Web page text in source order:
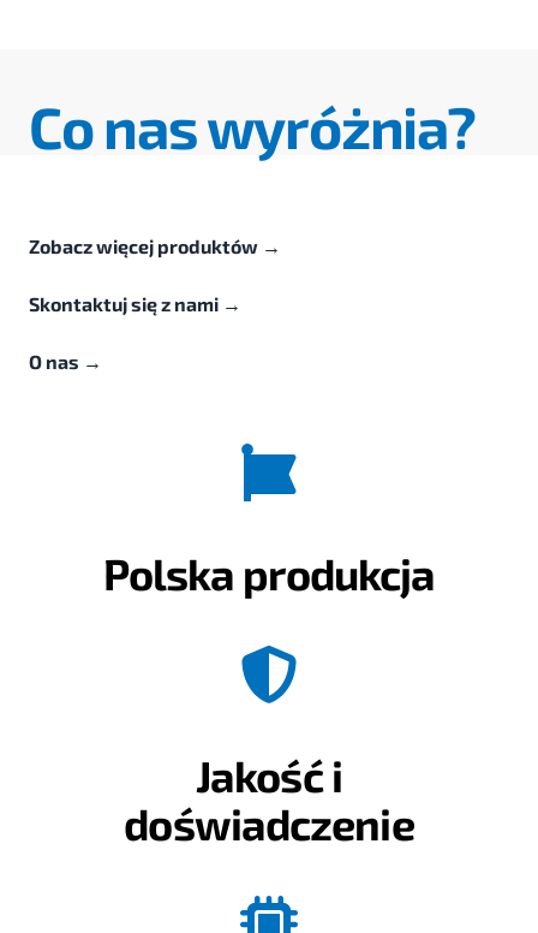
Co nas wyróżnia?
Zobacz więcej produktów →
Skontaktuj się z nami →
O nas →
Polska produkcja
Jakość i
doświadczenie